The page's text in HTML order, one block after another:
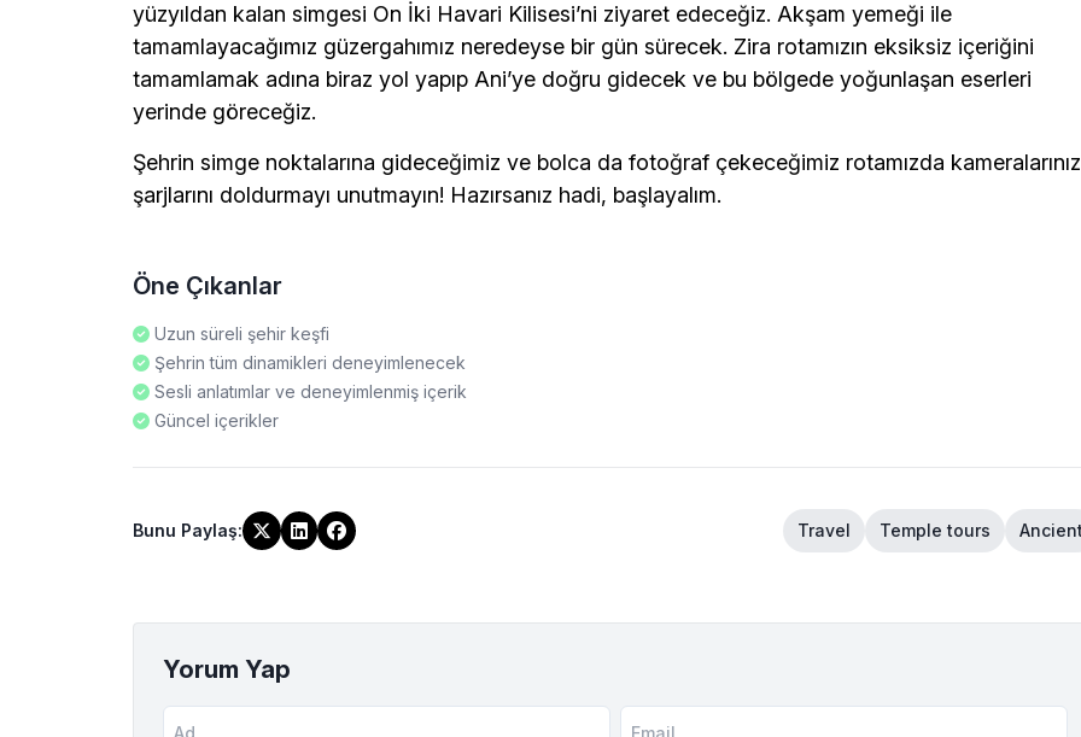
yüzyıldan kalan simgesi On İki Havari Kilisesi’ni ziyaret edeceğiz. Akşam yemeği ile
tamamlayacağımız güzergahımız neredeyse bir gün sürecek. Zira rotamızın eksiksiz içeriğini
tamamlamak adına biraz yol yapıp Ani’ye doğru gidecek ve bu bölgede yoğunlaşan eserleri
yerinde göreceğiz.
Şehrin simge noktalarına gideceğimiz ve bolca da fotoğraf çekeceğimiz rotamızda
şarjlarını doldurmayı unutmayın! Hazırsanız hadi, başlayalım.
Öne Çıkanlar
Uzun süreli şehir keşfi
Şehrin tüm dinamikleri deneyimlenecek
Sesli anlatımlar ve deneyimlenmiş içerik
Güncel içerikler
Travel Temple tours
Bunu Paylaş:
Yorum Yap